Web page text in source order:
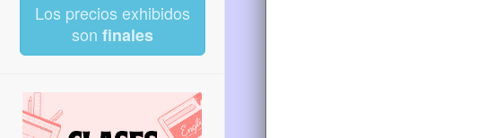
Los precios exhibidos
son finales